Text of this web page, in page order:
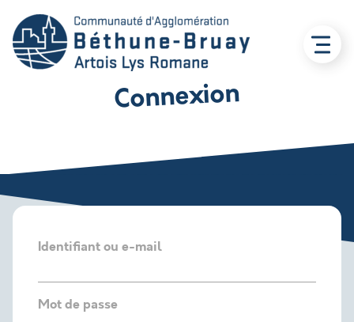
Connexion
Identifiant ou e-mail
Mot de passe